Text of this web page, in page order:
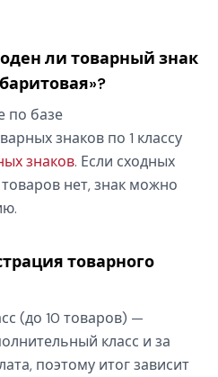
ли товарный знак
по базе
знаков по 1 классу
знаков. Если сходных
нет, знак можно
товарного
(до 10 товаров) —
класс и за
поэтому итог зависит